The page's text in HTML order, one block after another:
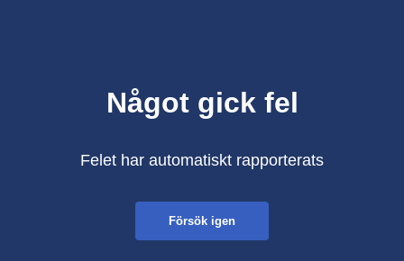
Något gick fel
Felet har automatiskt rapporterats
Försök igen